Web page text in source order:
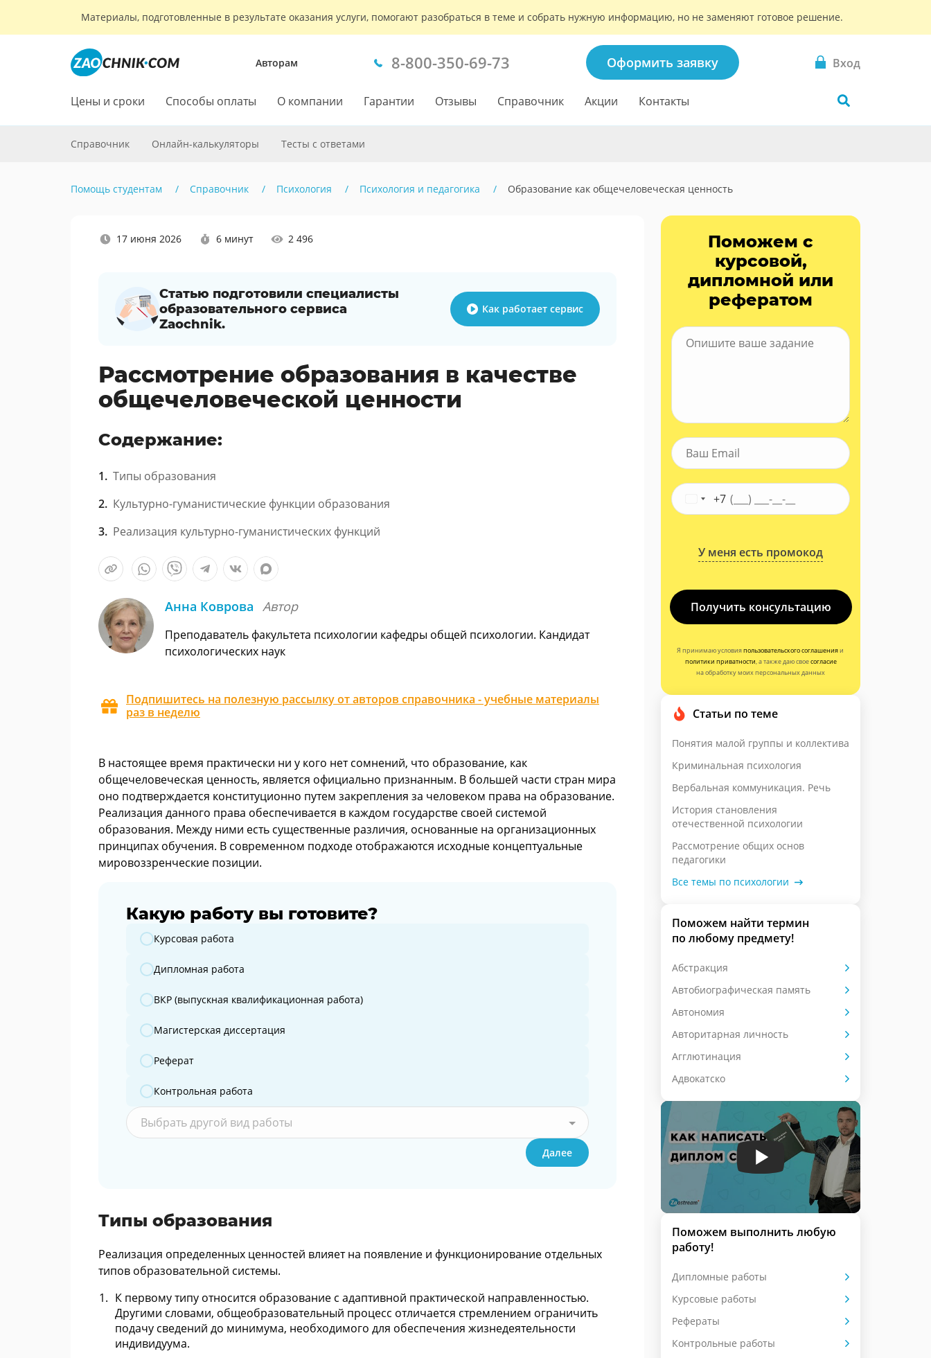
Материалы, подготовленные в результате оказания услуги, помогают разобраться в теме и собрать нужную информацию, но не заменяют готовое решение.
Авторам 8-800-350-69-73 Оформить заявку Вход
Цены и сроки Способы оплаты О компании Гарантии Отзывы Справочник Акции Контакты
Справочник Онлайн-калькуляторы Тесты с ответами
Помощь студентам Справочник Психология Психология и педагогика Образование как общечеловеческая ценность
17 июня 2026 6 минут 2 496
Статью подготовили специалисты
образовательного сервиса
Zaochnik.
Как работает сервис
Рассмотрение образования в качестве
общечеловеческой ценности
Содержание:
Типы образования
Культурно-гуманистические функции образования
Реализация культурно-гуманистических функций
Анна Коврова Автор
Преподаватель факультета психологии кафедры общей психологии. Кандидат
психологических наук
Подпишитесь на полезную рассылку от авторов справочника - учебные материалы
раз в неделю
В настоящее время практически ни у кого нет сомнений, что образование, как
общечеловеческая ценность, является официально признанным. В большей части стран мира
оно подтверждается конституционно путем закрепления за человеком права на образование.
Реализация данного права обеспечивается в каждом государстве своей системой
образования. Между ними есть существенные различия, основанные на организационных
принципах обучения. В современном подходе отображаются исходные концептуальные
мировоззренческие позиции.
Какую работу вы готовите?
Какую работу вы готовите?
Курсовая работа
Дипломная работа
ВКР (выпускная квалификационная работа)
Магистерская диссертация
Реферат
Контрольная работа
Выбрать другой вид работы
Далее
Типы образования
Реализация определенных ценностей влияет на появление и функционирование отдельных
типов образовательной системы.
К первому типу относится образование с адаптивной практической направленностью.
Другими словами, общеобразовательный процесс отличается стремлением ограничить
подачу сведений до минимума, необходимого для обеспечения жизнедеятельности
индивидуума.
Поможем с
курсовой,
дипломной или
рефератом
+7
У меня есть промокод
Получить консультацию
Я принимаю условияпользовательского соглашенияи
политики приватности, а также даю своесогласие
на обработку моих персональных данных
Статьи по теме
Понятия малой группы и коллектива
Криминальная психология
Вербальная коммуникация. Речь
История становления
отечественной психологии
Рассмотрение общих основ
педагогики
Все темы по психологии
Поможем найти термин
по любому предмету!
Абстракция
Автобиографическая память
Автономия
Авторитарная личность
Агглютинация
Адвокатско
Поможем выполнить любую
работу!
Дипломные работы
Курсовые работы
Рефераты
Контрольные работы